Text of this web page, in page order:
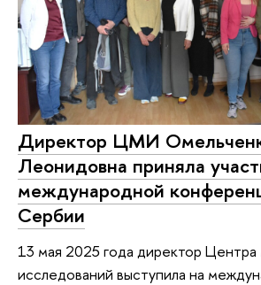
Директор ЦМИ
Леонидовна приняла
международной
Сербии
13 мая 2025 года директор
исследований выступила на